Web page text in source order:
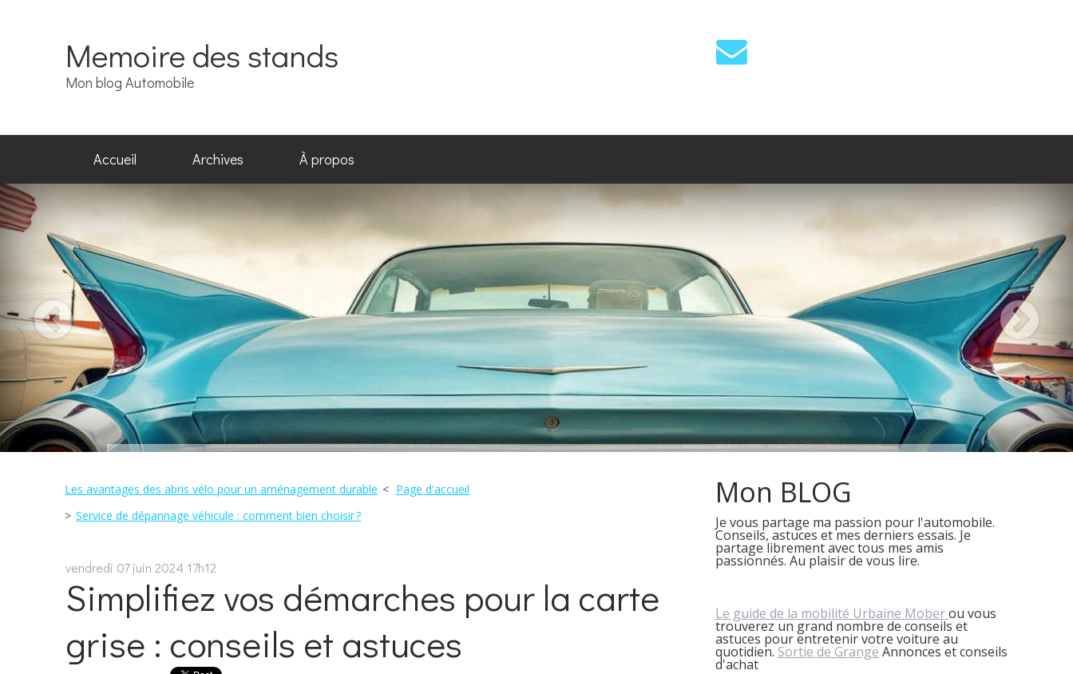
Memoire des stands
Mon blog Automobile
Accueil Archives À propos
Les avantages des abris vélo pour un aménagement durable
Page d'accueil
Service de dépannage véhicule : comment bien choisir ?
vendredi 07 juin 2024 17h12
Simplifiez vos démarches pour la carte
grise : conseils et astuces
Mon BLOG
Je vous partage ma passion pour l'automobile.
Conseils, astuces et mes derniers essais. Je
partage librement avec tous mes amis
passionnés. Au plaisir de vous lire.
Le guide de la mobilité Urbaine Moberou vous
trouverez un grand nombre de conseils et
astuces pour entretenir votre voiture au
quotidien. Sortie de Grange Annonces et conseils
d'achat